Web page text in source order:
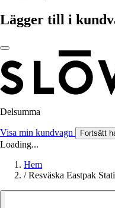
Lägger till i
Delsumma
Visa min kundvagn Fortsätt
Loading...
Hem
/ Resväska Eastpak